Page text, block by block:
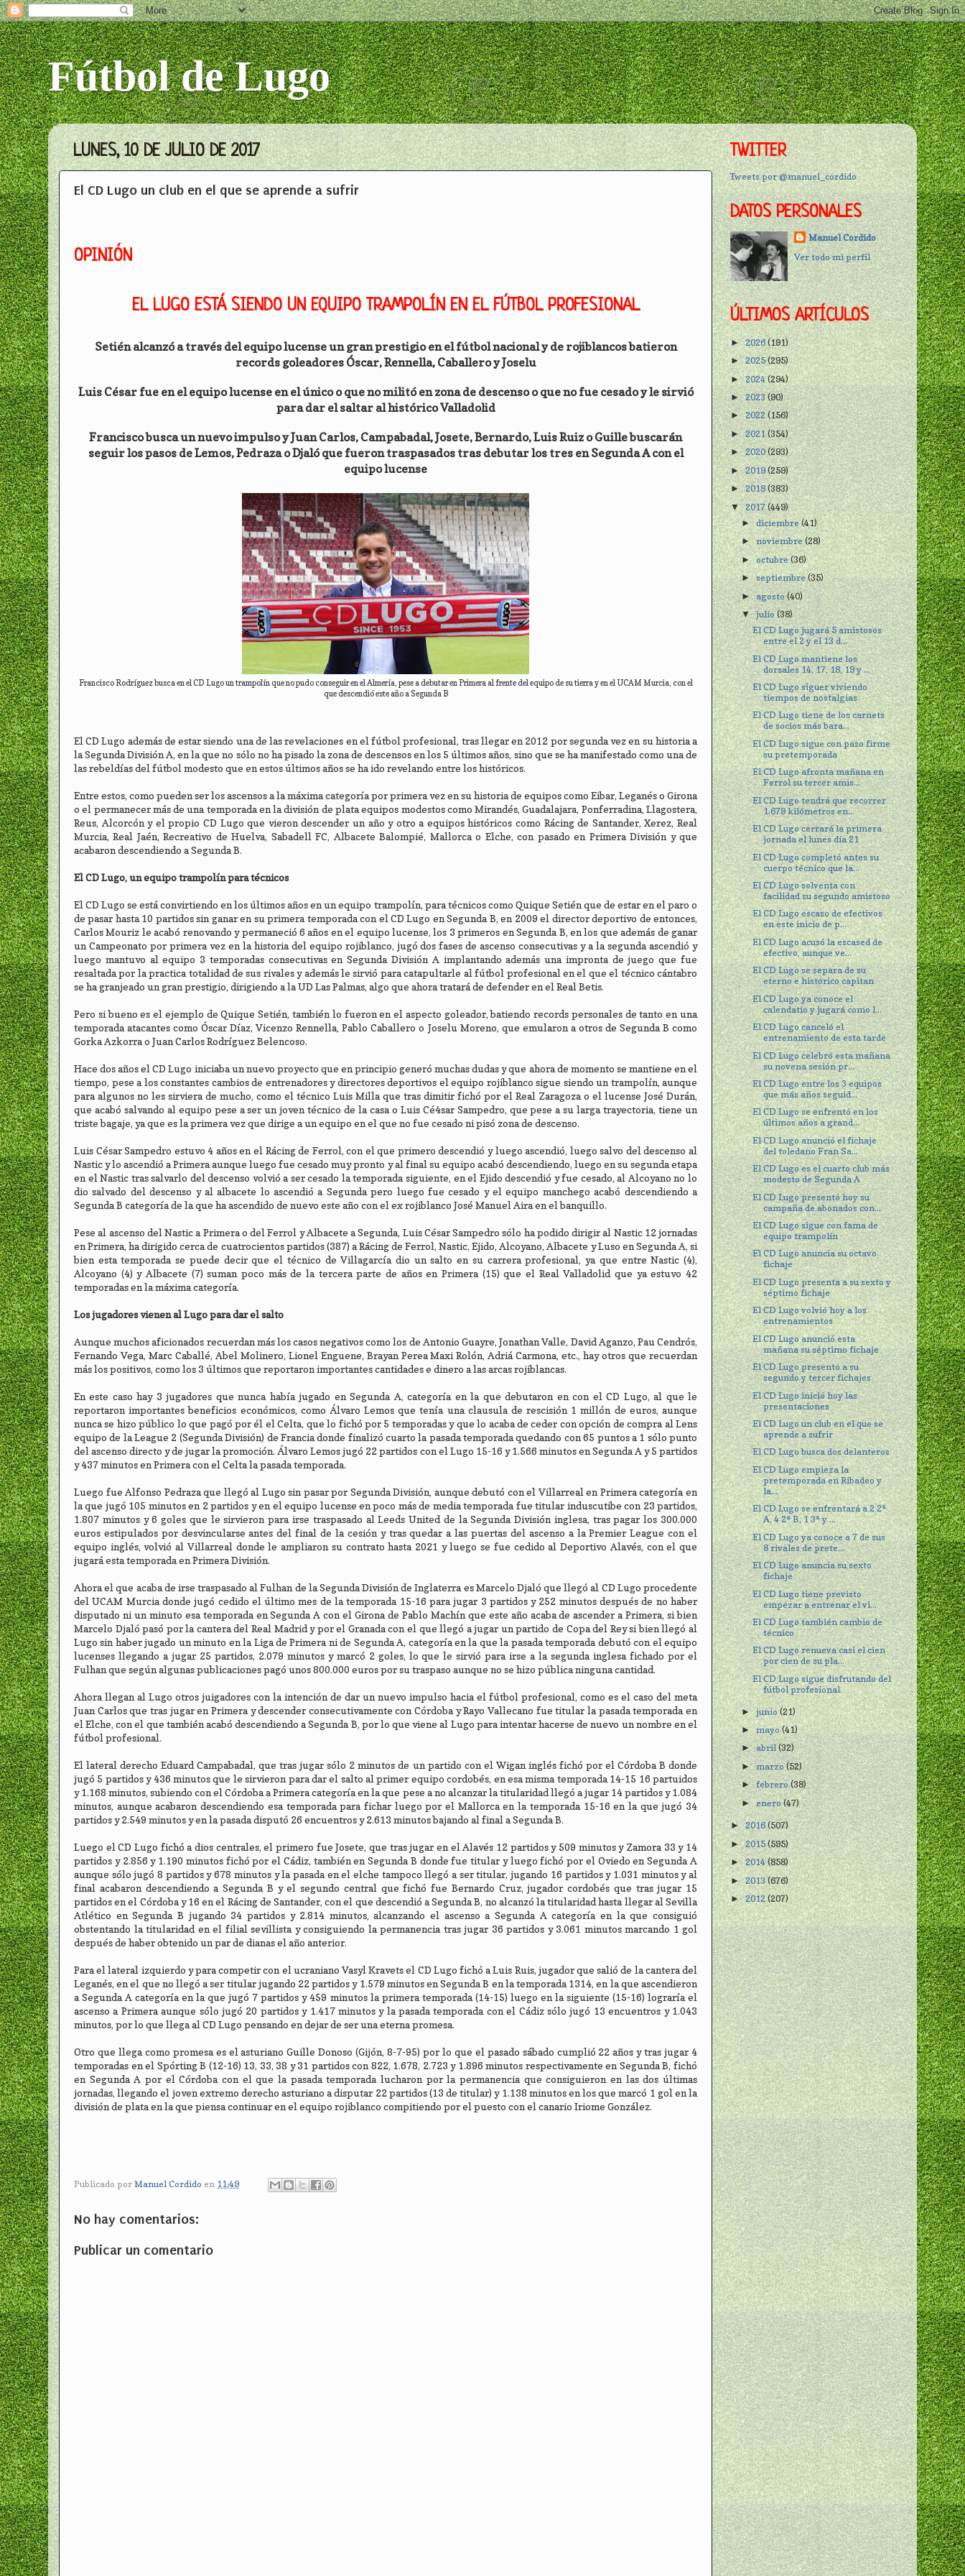
Fútbol de Lugo
LUNES, 10 DE JULIO DE 2017
El CD Lugo un club en el que se aprende a sufrir
OPINIÓN
EL LUGO ESTÁ SIENDO UN EQUIPO TRAMPOLÍN EN EL FÚTBOL PROFESIONAL
Setién alcanzó a través del equipo lucense un gran prestigio en el fútbol nacional y de rojiblancos batieron
records goleadores Óscar, Rennella, Caballero y Joselu
Luis César fue en el equipo lucense en el único o que no militó en zona de descenso o que no fue cesado y le sirvió
para dar el saltar al histórico Valladolid
Francisco busca un nuevo impulso y Juan Carlos, Campabadal, Josete, Bernardo, Luis Ruiz o Guille buscarán
seguir los pasos de Lemos, Pedraza o Djaló que fueron traspasados tras debutar los tres en Segunda A con el
equipo lucense
Francisco Rodríguez busca en el CD Lugo un trampolín que no pudo conseguir en el Almería, pese a debutar en Primera al frente del equipo de su tierra y en el UCAM Murcia, con el
que descendió este año a Segunda B
El CD Lugo además de estar siendo una de las revelaciones en el fútbol profesional, tras llegar en 2012 por segunda vez en su historia a
la Segunda División A, en la que no sólo no ha pisado la zona de descensos en los 5 últimos años, sino que se ha manifestado como una de
las rebeldías del fútbol modesto que en estos últimos años se ha ido revelando entre los históricos.
Entre estos, como pueden ser los ascensos a la máxima categoría por primera vez en su historia de equipos como Eibar, Leganés o Girona
o el permanecer más de una temporada en la división de plata equipos modestos como Mirandés, Guadalajara, Ponferradina, Llagostera,
Reus, Alcorcón y el propio CD Lugo que vieron descender un año y otro a equipos históricos como Rácing de Santander, Xerez, Real
Murcia, Real Jaén, Recreativo de Huelva, Sabadell FC, Albacete Balompié, Mallorca o Elche, con pasado en Primera División y que
acabaron descendiendo a Segunda B.
El CD Lugo, un equipo trampolín para técnicos
El CD Lugo se está convirtiendo en los últimos años en un equipo trampolín, para técnicos como Quique Setién que de estar en el paro o
de pasar hasta 10 partidos sin ganar en su primera temporada con el CD Lugo en Segunda B, en 2009 el director deportivo de entonces,
Carlos Mouriz le acabó renovando y permaneció 6 años en el equipo lucense, los 3 primeros en Segunda B, en los que además de ganar
un Campeonato por primera vez en la historia del equipo rojiblanco, jugó dos fases de ascenso consecutivas y a la segunda ascendió y
luego mantuvo al equipo 3 temporadas consecutivas en Segunda División A implantando además una impronta de juego que fue
resaltada por la practica totalidad de sus rivales y además le sirvió para catapultarle al fútbol profesional en el que el técnico cántabro
se ha granjeado un gran prestigio, dirigiendo a la UD Las Palmas, algo que ahora tratará de defender en el Real Betis.
Pero si bueno es el ejemplo de Quique Setién, también lo fueron en el aspecto goleador, batiendo records personales de tanto en una
temporada atacantes como Óscar Díaz, Vicenzo Rennella, Pablo Caballero o Joselu Moreno, que emularon a otros de Segunda B como
Gorka Azkorra o Juan Carlos Rodríguez Belencoso.
Hace dos años el CD Lugo iniciaba un nuevo proyecto que en principio generó muchas dudas y que ahora de momento se mantiene en el
tiempo, pese a los constantes cambios de entrenadores y directores deportivos el equipo rojiblanco sigue siendo un trampolín, aunque
para algunos no les sirviera de mucho, como el técnico Luis Milla que tras dimitir fichó por el Real Zaragoza o el lucense José Durán,
que acabó salvando al equipo pese a ser un joven técnico de la casa o Luis Cé4sar Sampedro, que pese a su larga trayectoria, tiene un
triste bagaje, ya que es la primera vez que dirige a un equipo en el que no fue cesado ni pisó zona de descenso.
Luis César Sampedro estuvo 4 años en el Rácing de Ferrol, con el que primero descendió y luego ascendió, luego salvo del descenso al
Nastic y lo ascendió a Primera aunque luego fue cesado muy pronto y al final su equipo acabó descendiendo, luego en su segunda etapa
en el Nastic tras salvarlo del descenso volvió a ser cesado la temporada siguiente, en el Ejido descendió y fue cesado, al Alcoyano no lo
dio salvado del descenso y al albacete lo ascendió a Segunda pero luego fue cesado y el equipo manchego acabó descendiendo a
Segunda B categoría de la que ha ascendido de nuevo este año con el ex rojiblanco José Manuel Aira en el banquillo.
Pese al ascenso del Nastic a Primera o del Ferrol y Albacete a Segunda, Luis César Sampedro sólo ha podido dirigir al Nastic 12 jornadas
en Primera, ha dirigido cerca de cuatrocientos partidos (387) a Rácing de Ferrol, Nastic, Ejido, Alcoyano, Albacete y Luso en Segunda A, si
bien esta temporada se puede decir que el técnico de Villagarcía dio un salto en su carrera profesional, ya que entre Nastic (4),
Alcoyano (4) y Albacete (7) suman poco más de la tercera parte de años en Primera (15) que el Real Valladolid que ya estuvo 42
temporadas en la máxima categoría.
Los jugadores vienen al Lugo para dar el salto
Aunque muchos aficionados recuerdan más los casos negativos como los de Antonio Guayre, Jonathan Valle, David Aganzo, Pau Cendrós,
Fernando Vega, Marc Caballé, Abel Molinero, Lionel Enguene, Brayan Perea Maxi Rolón, Adriá Carmona, etc., hay otros que recuerdan
más los positivos, como los 3 últimos que reportaron importantes cantidades e dinero a las arcas rojiblancas.
En este caso hay 3 jugadores que nunca había jugado en Segunda A, categoría en la que debutaron en con el CD Lugo, al que le
reportaron importantes beneficios económicos, como Álvaro Lemos que tenía una clausula de rescisión 1 millón de euros, aunque
nunca se hizo público lo que pagó por él el Celta, que lo fichó por 5 temporadas y que lo acaba de ceder con opción de compra al Lens
equipo de la League 2 (Segunda División) de Francia donde finalizó cuarto la pasada temporada quedando con 65 puntos a 1 sólo punto
del ascenso directo y de jugar la promoción. Álvaro Lemos jugó 22 partidos con el Lugo 15-16 y 1.566 minutos en Segunda A y 5 partidos
y 437 minutos en Primera con el Celta la pasada temporada.
Luego fue Alfonso Pedraza que llegó al Lugo sin pasar por Segunda División, aunque debutó con el Villarreal en Primera categoría en
la que jugó 105 minutos en 2 partidos y en el equipo lucense en poco más de media temporada fue titular induscutibe con 23 partidos,
1.807 minutos y 6 goles que le sirvieron para irse traspasado al Leeds United de la Segunda División inglesa, tras pagar los 300.000
euros estipulados por desvincularse antes del final de la cesión y tras quedar a las puertas del ascenso a la Premier League con el
equipo inglés, volvió al Villarreal donde le ampliaron su contrato hasta 2021 y luego se fue cedido al Deportivo Alavés, con el que
jugará esta temporada en Primera División.
Ahora el que acaba de irse traspasado al Fulhan de la Segunda División de Inglaterra es Marcelo Djaló que llegó al CD Lugo procedente
del UCAM Murcia donde jugó cedido el último mes de la temporada 15-16 para jugar 3 partidos y 252 minutos después de no haber
disputado ni un minuto esa temporada en Segunda A con el Girona de Pablo Machín que este año acaba de ascender a Primera, si bien
Marcelo Djaló pasó por la cantera del Real Madrid y por el Granada con el que llegó a jugar un partido de Copa del Rey si bien llegó al
Lugo sin haber jugado un minuto en la Liga de Primera ni de Segunda A, categoría en la que la pasada temporada debutó con el equipo
lucenses llegando a jugar 25 partidos, 2.079 minutos y marcó 2 goles, lo que le sirvió para irse a la segunda inglesa fichado por el
Fulhan que según algunas publicaciones pagó unos 800.000 euros por su traspaso aunque no se hizo pública ninguna cantidad.
Ahora llegan al Lugo otros juigadores con la intención de dar un nuevo impulso hacia el fútbol profesional, como es el caso del meta
Juan Carlos que tras jugar en Primera y descender consecutivamente con Córdoba y Rayo Vallecano fue titular la pasada temporada en
el Elche, con el que también acabó descendiendo a Segunda B, por lo que viene al Lugo para intentar hacerse de nuevo un nombre en el
fútbol profesional.
El lateral derecho Eduard Campabadal, que tras jugar sólo 2 minutos de un partido con el Wigan inglés fichó por el Córdoba B donde
jugó 5 partidos y 436 minutos que le sirvieron para dar el salto al primer equipo cordobés, en esa misma temporada 14-15 16 partuidos
y 1.168 minutos, subiendo con el Córdoba a Primera categoría en la que pese a no alcanzar la titularidad llegó a jugar 14 partidos y 1.084
minutos, aunque acabaron descendiendo esa temporada para fichar luego por el Mallorca en la temporada 15-16 en la que jugó 34
partidos y 2.549 minutos y en la pasada disputó 26 encuentros y 2.613 minutos bajando al final a Segunda B.
Luego el CD Lugo fichó a dios centrales, el primero fue Josete, que tras jugar en el Alavés 12 partidos y 509 minutos y Zamora 33 y 14
partidos y 2.856 y 1.190 minutos fichó por el Cádiz, también en Segunda B donde fue titular y luego fichó por el Oviedo en Segunda A
aunque sólo jugó 8 partidos y 678 minutos y la pasada en el elche tampoco llegó a ser titular, jugando 16 partidos y 1.031 minutos y al
final acabaron descendiendo a Segunda B y el segundo central que fichó fue Bernardo Cruz, jugador cordobés que tras jugar 15
partidos en el Córdoba y 16 en el Rácing de Santander, con el que descendió a Segunda B, no alcanzó la titularidad hasta llegar al Sevilla
Atlético en Segunda B jugando 34 partidos y 2.814 minutos, alcanzando el ascenso a Segunda A categoría en la que consiguió
obstentando la titularidad en el filial sevillista y consiguiendo la permanencia tras jugar 36 partidos y 3.061 minutos marcando 1 gol
después de haber obtenido un par de dianas el año anterior.
Para el lateral izquierdo y para competir con el ucraniano Vasyl Kravets el CD Lugo fichó a Luis Ruis, jugador que salió de la cantera del
Leganés, en el que no llegó a ser titular jugando 22 partidos y 1.579 minutos en Segunda B en la temporada 1314, en la que ascendieron
a Segunda A categoría en la que jugó 7 partidos y 459 minutos la primera temporada (14-15) luego en la siguiente (15-16) lograría el
ascenso a Primera aunque sólo jugó 20 partidos y 1.417 minutos y la pasada temporada con el Cádiz sólo jugó 13 encuentros y 1.043
minutos, por lo que llega al CD Lugo pensando en dejar de ser una eterna promesa.
Otro que llega como promesa es el asturiano Guille Donoso (Gijón, 8-7-95) por lo que el pasado sábado cumplió 22 años y tras jugar 4
temporadas en el Spórting B (12-16) 13, 33, 38 y 31 partidos con 822, 1.678, 2.723 y 1.896 minutos respectivamente en Segunda B, fichó
en Segunda A por el Córdoba con el que la pasada temporada lucharon por la permanencia que consiguieron en las dos últimas
jornadas, llegando el joven extremo derecho asturiano a disputar 22 partidos (13 de titular) y 1.138 minutos en los que marcó 1 gol en la
división de plata en la que piensa continuar en el equipo rojiblanco compitiendo por el puesto con el canario Iriome González.
Publicado por Manuel Cordido en 11:49
No hay comentarios:
Publicar un comentario
TWITTER
Tweets por @manuel_cordido
DATOS PERSONALES
Manuel Cordido
Ver todo mi perfil
ÚLTIMOS ARTÍCULOS
►2026(191)
►2025(295)
►2024(294)
►2023(90)
►2022(156)
►2021(354)
►2020(293)
►2019(259)
►2018(383)
▼2017(449)
►diciembre(41)
►noviembre(28)
►octubre(36)
►septiembre(35)
►agosto(40)
▼julio(38)
El CD Lugo jugará 5 amistosos
entre el 2 y el 13 d...
El CD Lugo mantiene los
dorsales 14, 17, 18, 19 y ...
El CD Lugo siguer viviendo
tiempos de nostalgias
El CD Lugo tiene de los carnets
de socios más bara...
El CD Lugo sigue con paso firme
su pretemporada
El CD Lugo afronta mañana en
Ferrol su tercer amis...
El CD Lugo tendrá que recorrer
1.679 kilómetros en...
El CD Lugo cerrará la primera
jornada el lunes día 21
El CD Lugo completó antes su
cuerpo técnico que la...
El CD Lugo solventa con
facilidad su segundo amistoso
El CD Lugo escaso de efectivos
en este inicio de p...
El CD Lugo acusó la escased de
efectivo, aunque ve...
El CD Lugo se separa de su
eterno e histórico capitan
El CD Lugo ya conoce el
calendatio y jugará como l...
El CD Lugo canceló el
entrenamiento de esta tarde
El CD Lugo celebró esta mañana
su novena sesión pr...
El CD Lugo entre los 3 equipos
que más años seguid...
El CD Lugo se enfrentó en los
últimos años a grand...
El CD Lugo anunció el fichaje
del toledano Fran Sa...
El CD Lugo es el cuarto club más
modesto de Segunda A
El CD Lugo presentó hoy su
campaña de abonados con...
El CD Lugo sigue con fama de
equipo trampolín
El CD Lugo anuncia su octavo
fichaje
El CD Lugo presenta a su sexto y
séptimo fichaje
El CD Lugo volvió hoy a los
entrenamientos
El CD Lugo anunció esta
mañana su séptimo fichaje
El CD Lugo presentó a su
segundo y tercer fichajes
El CD Lugo inició hoy las
presentaciones
El CD Lugo un club en el que se
aprende a sufrir
El CD Lugo busca dos delanteros
El CD Lugo empieza la
pretemporada en Ribadeo y
la...
El CD Lugo se enfrentará a 2 2ª
A, 4 2ª B, 1 3ª y ...
El CD Lugo ya conoce a 7 de sus
8 rivales de prete...
El CD Lugo anuncia su sexto
fichaje
El CD Lugo tiene previsto
empezar a entrenar el vi...
El CD Lugo también cambio de
técnico
El CD Lugo renueva casi el cien
por cien de su pla...
El CD Lugo sigue disfrutando del
fútbol profesional
►junio(21)
►mayo(41)
►abril(32)
►marzo(52)
►febrero(38)
►enero(47)
►2016(507)
►2015(595)
►2014(858)
►2013(676)
►2012(207)